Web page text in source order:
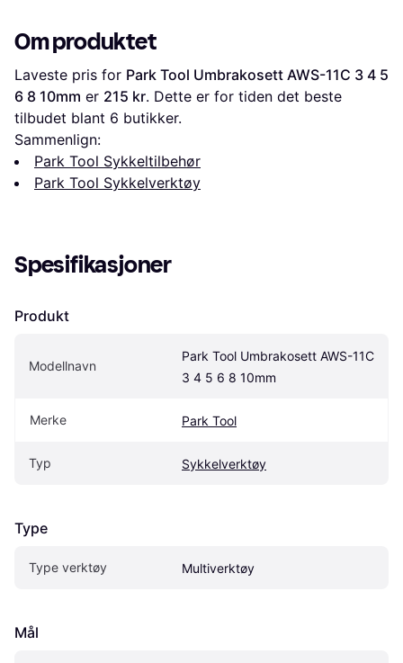
Om produktet
Laveste pris for Park Tool Umbrakosett AWS-11C 3 4 5
6 8 10mm er 215 kr. Dette er for tiden det beste
tilbudet blant 6 butikker.
Sammenlign:
Park Tool Sykkeltilbehør
Park Tool Sykkelverktøy
Spesifikasjoner
Produkt
Modellnavn
Park Tool Umbrakosett AWS-11C
3 4 5 6 8 10mm
Merke Park Tool
Typ Sykkelverktøy
Type
Type verktøy Multiverktøy
Mål